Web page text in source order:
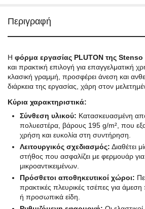
Περιγραφή
Η φόρμα εργασίας PLUTON της Stenso
και πρακτική επιλογή για επαγγελματική
κλασική γραμμή, προσφέρει άνεση και
διάρκεια της εργασίας, χάρη στον
Κύρια χαρακτηριστικά:
Σύνθεση υλικού: Κατασκευασμένη
πολυεστέρα, βάρους 195 g/m², που
χρήση και ευκολία στη συντήρηση.
Λειτουργικός σχεδιασμός: Διαθέτει
στήθος που ασφαλίζει με φερμουάρ
μικροαντικειμένων.
Πρόσθετοι αποθηκευτικοί χώροι:
πρακτικές πλευρικές τσέπες για
ή προσωπικά είδη.